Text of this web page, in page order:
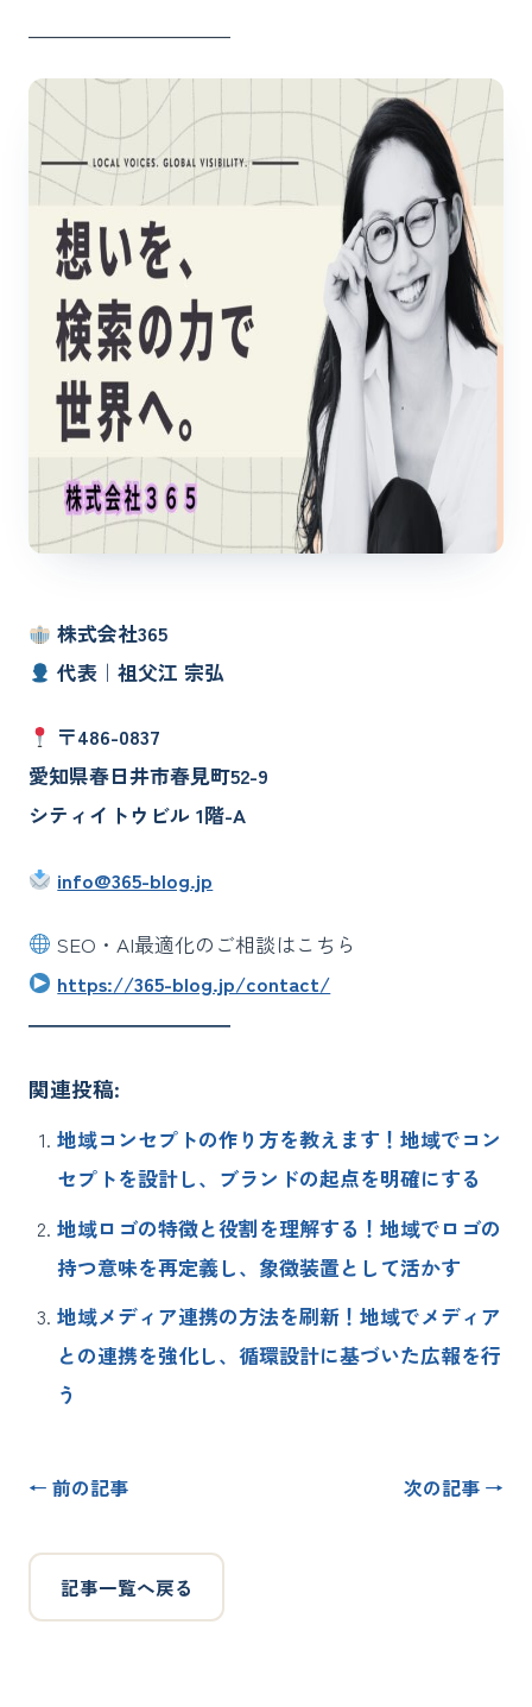
――――――――――
株式会社365
代表｜祖父江 宗弘
〒486-0837
愛知県春日井市春見町52-9
シティイトウビル 1階-A
info@365-blog.jp
SEO・AI最適化のご相談はこちら
https://365-blog.jp/contact/
――――――――――
関連投稿:
地域コンセプトの作り方を教えます！地域でコン
セプトを設計し、ブランドの起点を明確にする
地域ロゴの特徴と役割を理解する！地域でロゴの
持つ意味を再定義し、象徴装置として活かす
地域メディア連携の方法を刷新！地域でメディア
との連携を強化し、循環設計に基づいた広報を行
う
← 前の記事 次の記事 →
記事一覧へ戻る